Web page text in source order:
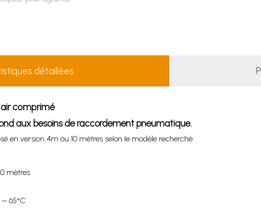
détaillées
comprimé
aux besoins de raccordement pneumatique.
en version 4m ou 10 mètres selon le modèle recherché.
mètres
65°C